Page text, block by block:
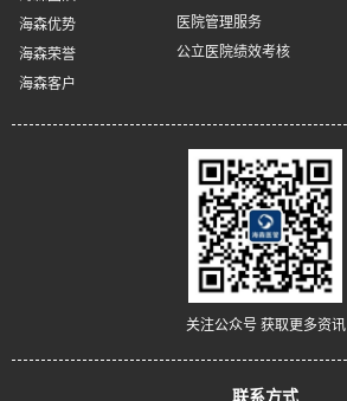
海森优势
海森荣誉
海森客户
医院管理服务
公立医院绩效考核
关注公众号 获取更多资讯
联系方式